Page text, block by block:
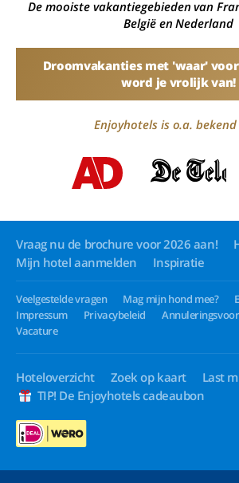
De mooiste vakantiegebieden van
België en Nederland
Droomvakanties met 'waar'
word je vrolijk van!
Enjoyhotels is o.a.
Vraag nu de brochure voor 2026 aan!
Mijn hotel aanmelden
Inspiratie
Veelgestelde vragen Mag mijn hond mee?
Impressum
Privacybeleid
Vacature
Hoteloverzicht Zoek op kaart
Last
TIP! De Enjoyhotels cadeaubon